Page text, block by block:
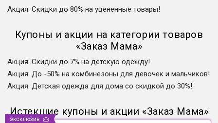
Акция: Скидки до 80% на уцененные товары!
Купоны и акции на категории товаров
«Заказ Мама»
Акция: Скидки до 7% на детскую одежду!
Акция: До -50% на комбинезоны для девочек и мальчиков!
Акция: Детская одежда для дома со скидкой до 30%!
Истекшие купоны и акции «Заказ Мама»
эксклюзив